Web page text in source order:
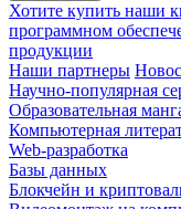
Хотите купить наши
программном
продукции
Наши партнеры
Научно-популярная
Образовательная
Компьютерная
Web-разработка
Базы данных
Блокчейн и